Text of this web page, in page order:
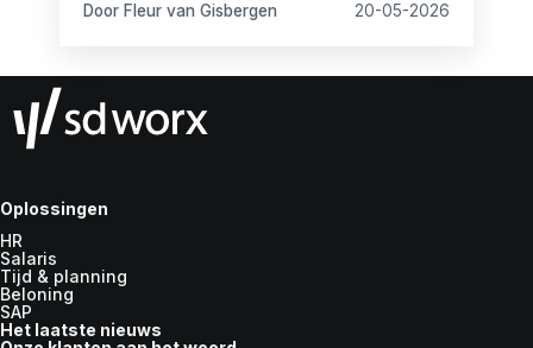
Door Fleur van Gisbergen 20-05-2026
Oplossingen
HR
Salaris
Tijd & planning
Beloning
SAP
Het laatste nieuws